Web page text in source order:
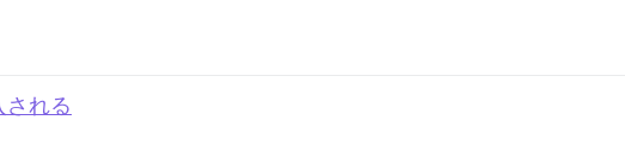
される